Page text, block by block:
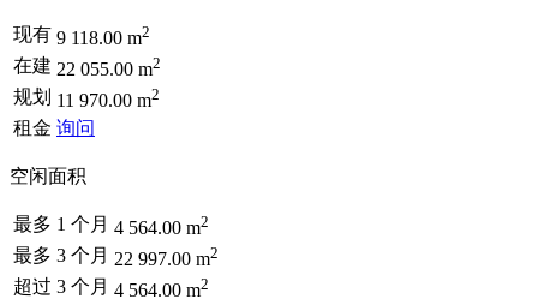
现有 9 118.00 m2
在建 22 055.00 m2
规划 11 970.00 m2
租金 询问
空闲面积
最多 1 个月 4 564.00 m2
最多 3 个月 22 997.00 m2
超过 3 个月 4 564.00 m2